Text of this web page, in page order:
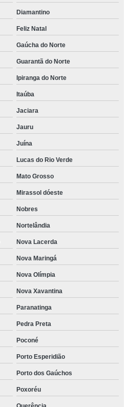
Diamantino
Feliz Natal
Gaúcha do Norte
Guarantã do Norte
Ipiranga do Norte
Itaúba
Jaciara
Jauru
Juína
Lucas do Rio Verde
Mato Grosso
Mirassol dóeste
Nobres
Nortelândia
Nova Lacerda
Nova Maringá
Nova Olímpia
Nova Xavantina
Paranatinga
Pedra Preta
Poconé
Porto Esperidião
Porto dos Gaúchos
Poxoréu